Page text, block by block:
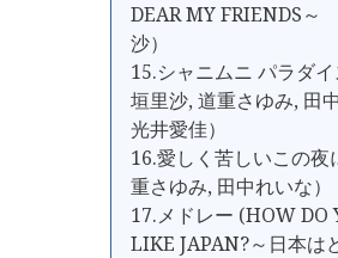
DEAR MY FRIENDS～
沙）
15.シャニムニ パラダ
垣里沙, 道重さゆみ, 田
光井愛佳）
16.愛しく苦しいこの夜
重さゆみ, 田中れいな）
17.メドレー (HOW DO
LIKE JAPAN?～日本は